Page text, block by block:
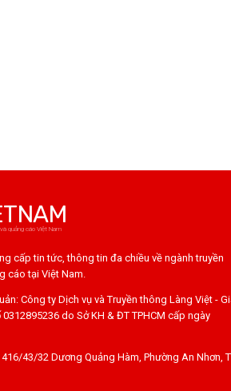
quảng cáo Việt Nam
cấp tin tức, thông tin đa chiều về ngành truyền
cáo tại Việt Nam.
Công ty Dịch vụ và Truyền thông Làng Việt -
do Sở KH & ĐT TPHCM cấp ngày
43/32 Dương Quảng Hàm, Phường An Nhơn,